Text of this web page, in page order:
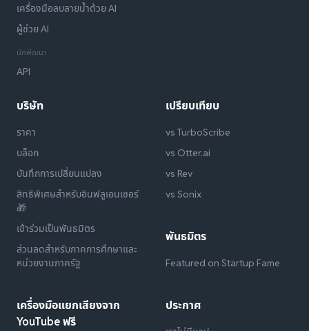
เครื่องมือลบลายน้ำด้วย AI
ผู้ช่วย AI
นักพัฒนา
API
บริษัท
ราคา
บล็อก
บันทึกการเปลี่ยนแปลง
สิทธิพิเศษสำหรับอินฟลูเอนเซอร์
🎁
เข้าร่วมเป็นพันธมิตร
ส่วนลดสำหรับภาคการศึกษาและ
หน่วยงานภาครัฐ
เครื่องมือแยกเสียงจาก
YouTube ฟรี
เปรียบเทียบ
vs TurboScribe
vs Otter.ai
vs Rev
vs Sonix
พันธมิตร
Featured on Startup Fame
ประกาศ